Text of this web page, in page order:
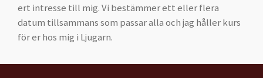
ert intresse till mig. Vi bestämmer ett eller flera
datum tillsammans som passar alla och jag håller kurs
för er hos mig i Ljugarn.